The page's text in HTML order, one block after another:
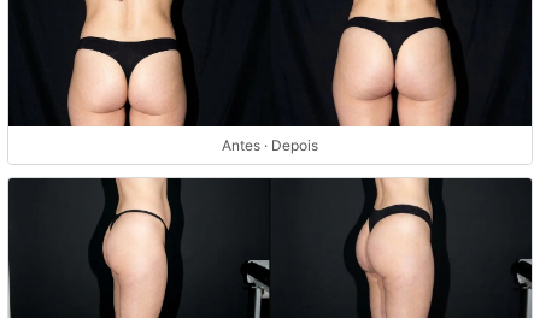
Antes · Depois